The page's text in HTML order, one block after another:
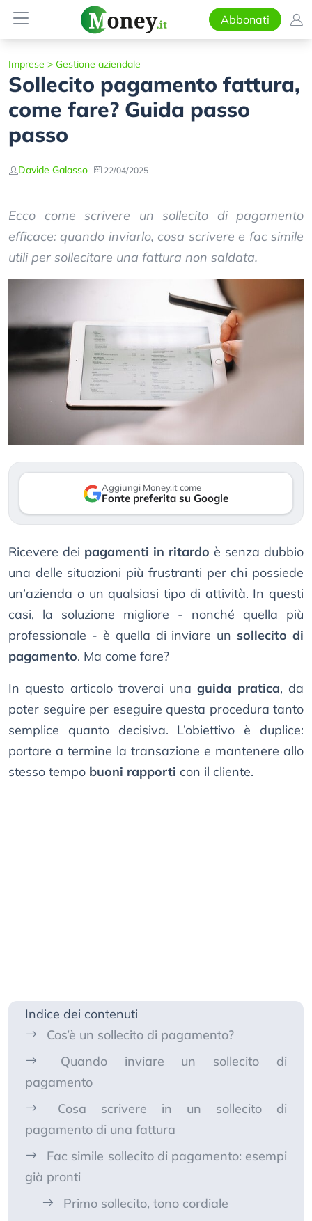
Abbonati
Imprese > Gestione aziendale
Sollecito pagamento fattura,
come fare? Guida passo
passo
Davide Galasso 22/04/2025
Ecco come scrivere un sollecito di pagamento
efficace: quando inviarlo, cosa scrivere e fac simile
utili per sollecitare una fattura non saldata.
Aggiungi Money.it come
Fonte preferita su Google
Ricevere dei pagamenti in ritardo è senza dubbio
una delle situazioni più frustranti per chi possiede
un’azienda o un qualsiasi tipo di attività. In questi
casi, la soluzione migliore - nonché quella più
professionale - è quella di inviare un sollecito di
pagamento. Ma come fare?
In questo articolo troverai unaguida pratica, da
poter seguire per eseguire questa procedura tanto
semplice quanto decisiva. L’obiettivo è duplice:
portare a termine la transazione e mantenere allo
stesso tempo buoni rapporti con il cliente.
Indice dei contenuti
Cos’è un sollecito di pagamento?
Quando inviare un sollecito di
pagamento
Cosa scrivere in un sollecito di
pagamento di una fattura
Fac simile sollecito di pagamento: esempi
già pronti
Primo sollecito, tono cordiale